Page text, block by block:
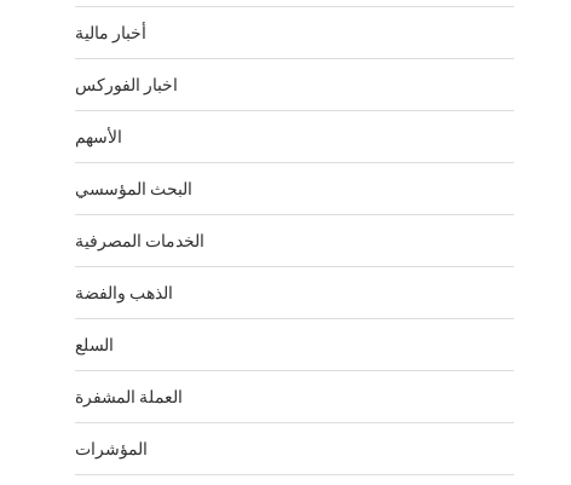
أخبار مالية
اخبار الفوركس
الأسهم
البحث المؤسسي
الخدمات المصرفية
الذهب والفضة
السلع
العملة المشفرة
المؤشرات